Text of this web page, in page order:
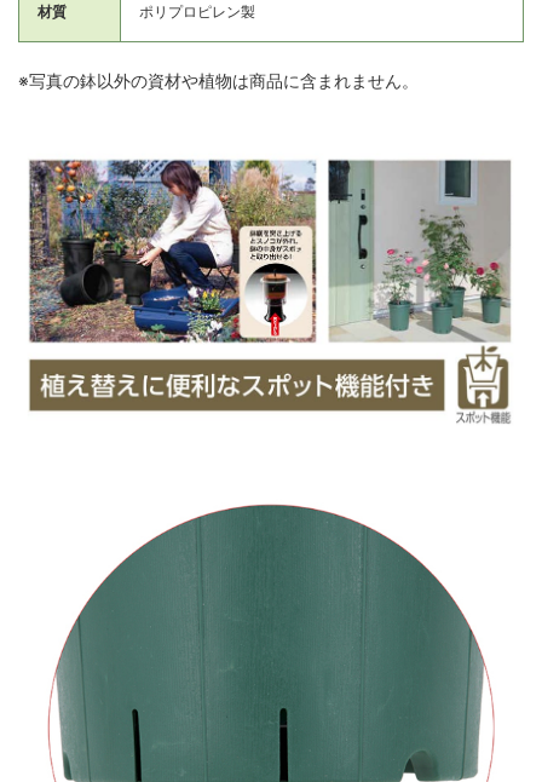
材質 ポリプロピレン製
※写真の鉢以外の資材や植物は商品に含まれません。